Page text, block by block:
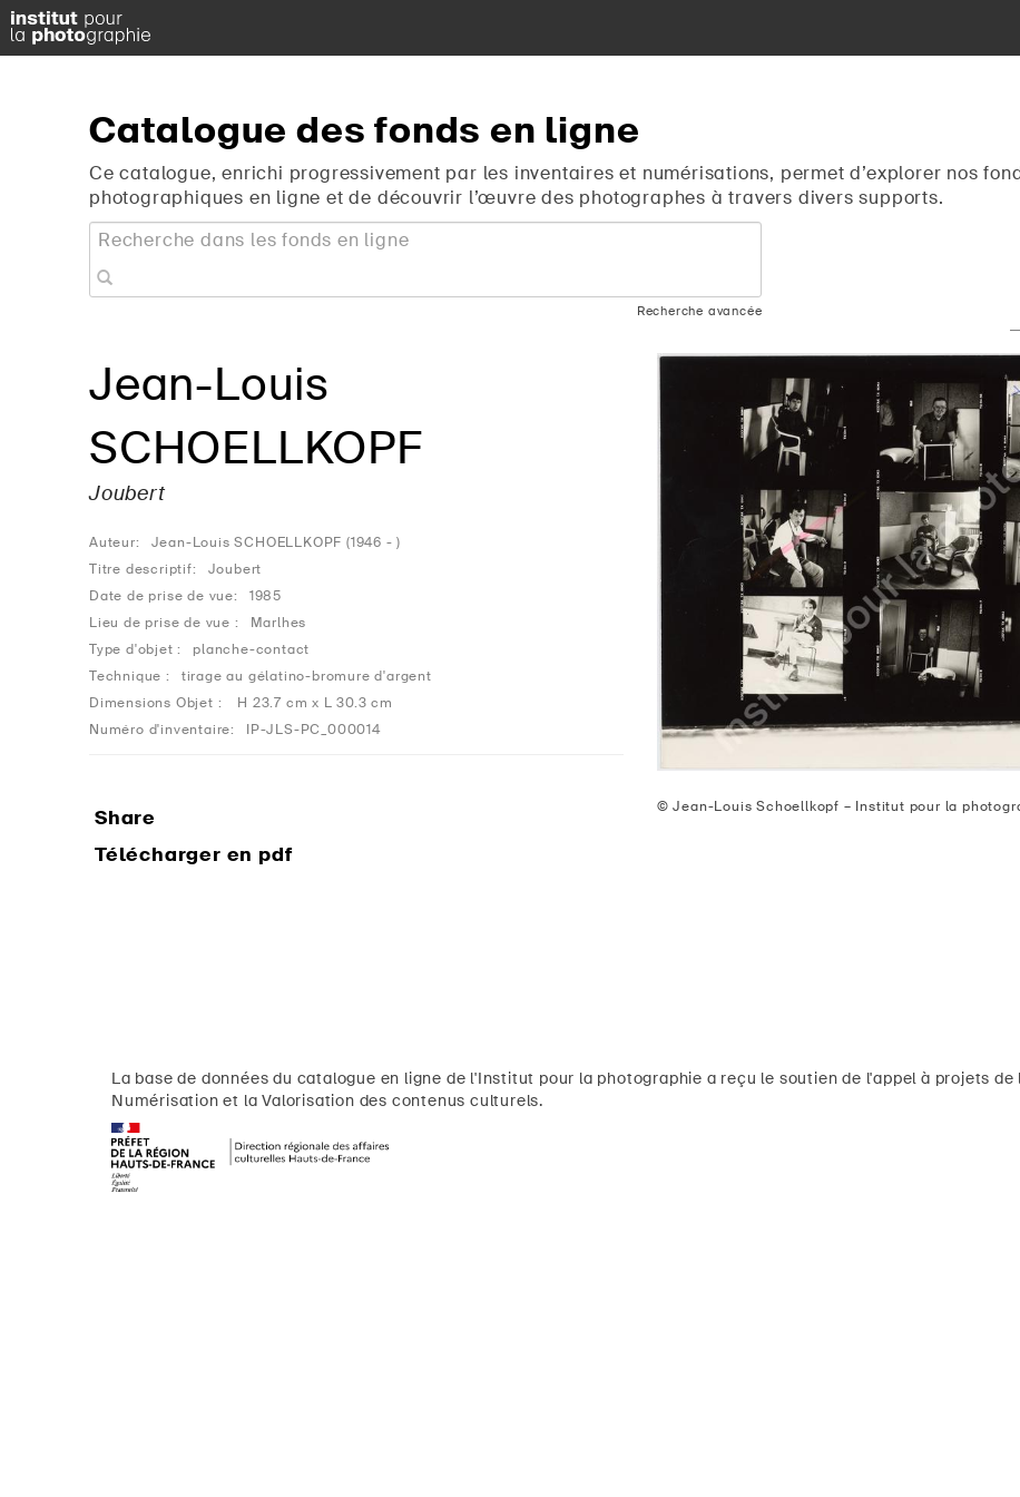
Catalogue des fonds en ligne
Ce catalogue, enrichi progressivement par les inventaires et numérisations, permet d’explorer nos
photographiques en ligne et de découvrir l’œuvre des photographes à travers divers supports.
Recherche avancée
Jean-Louis
SCHOELLKOPF
Joubert
Auteur:
Jean-Louis SCHOELLKOPF (1946 - )
Titre descriptif:
Joubert
Date de prise de vue:
1985
Lieu de prise de vue :
Marlhes
Type d'objet :
planche-contact
Technique :
tirage au gélatino-bromure d'argent
Dimensions Objet :
H 23.7 cm x L 30.3 cm
Numéro d'inventaire:
IP-JLS-PC_000014
Share
Télécharger en pdf
© Jean-Louis Schoellkopf – Institut pour la
La base de données du catalogue en ligne de l'Institut pour la photographie a reçu le soutien de l'appel à projets
Numérisation et la Valorisation des contenus culturels.